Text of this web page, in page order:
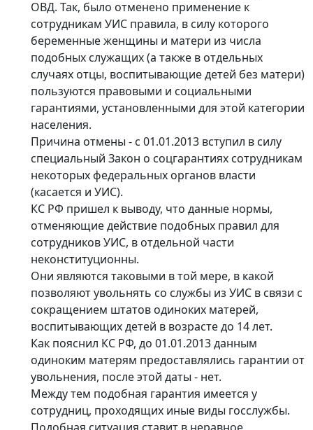
ОВД. Так, было отменено применение к
сотрудникам УИС правила, в силу которого
беременные женщины и матери из числа
подобных служащих (а также в отдельных
случаях отцы, воспитывающие детей без матери)
пользуются правовыми и социальными
гарантиями, установленными для этой категории
населения.
Причина отмены - с 01.01.2013 вступил в силу
специальный Закон о соцгарантиях сотрудникам
некоторых федеральных органов власти
(касается и УИС).
КС РФ пришел к выводу, что данные нормы,
отменяющие действие подобных правил для
сотрудников УИС, в отдельной части
неконституционны.
Они являются таковыми в той мере, в какой
позволяют увольнять со службы из УИС в связи с
сокращением штатов одиноких матерей,
воспитывающих детей в возрасте до 14 лет.
Как пояснил КС РФ, до 01.01.2013 данным
одиноким матерям предоставлялись гарантии от
увольнения, после этой даты - нет.
Между тем подобная гарантия имеется у
сотрудниц, проходящих иные виды госслужбы.